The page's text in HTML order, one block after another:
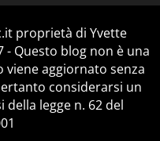
proprietà di Yvette
- Questo blog non è una
aggiornato senza
considerarsi un
legge n. 62 del